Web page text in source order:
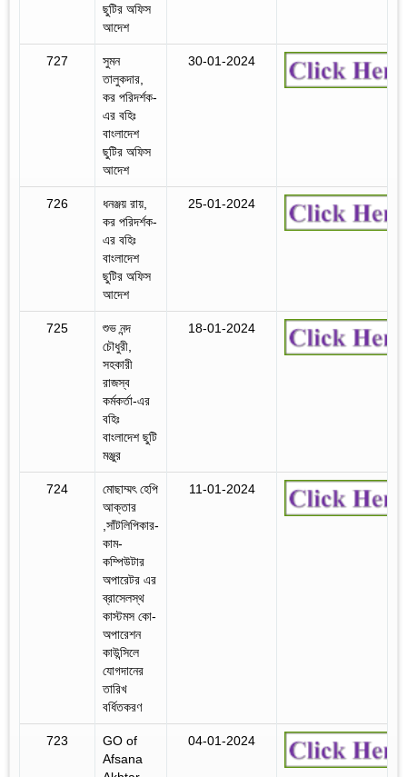
ছুটির অফিস
আদেশ
727
সুমন
তালুকদার,
কর পরিদর্শক-
এর বহিঃ
বাংলাদেশ
ছুটির অফিস
আদেশ
30-01-2024
726
ধনঞ্জয় রায়,
কর পরিদর্শক-
এর বহিঃ
বাংলাদেশ
ছুটির অফিস
আদেশ
25-01-2024
725
শুভ নন্দ
চৌধুরী,
সহকারী
রাজস্ব
কর্মকর্তা-এর
বহিঃ
বাংলাদেশ ছুটি
মঞ্জুর
18-01-2024
724
মোছাম্মৎ হেপি
আক্তার
,সাঁটলিপিকার-
কাম-
কম্পিউটার
অপারেটর এর
ব্রাসেলস্থ
কাস্টমস কো-
অপারেশন
কাউন্সিলে
যোগদানের
তারিখ
বর্ধিতকরণ
11-01-2024
723
GO of
Afsana
04-01-2024